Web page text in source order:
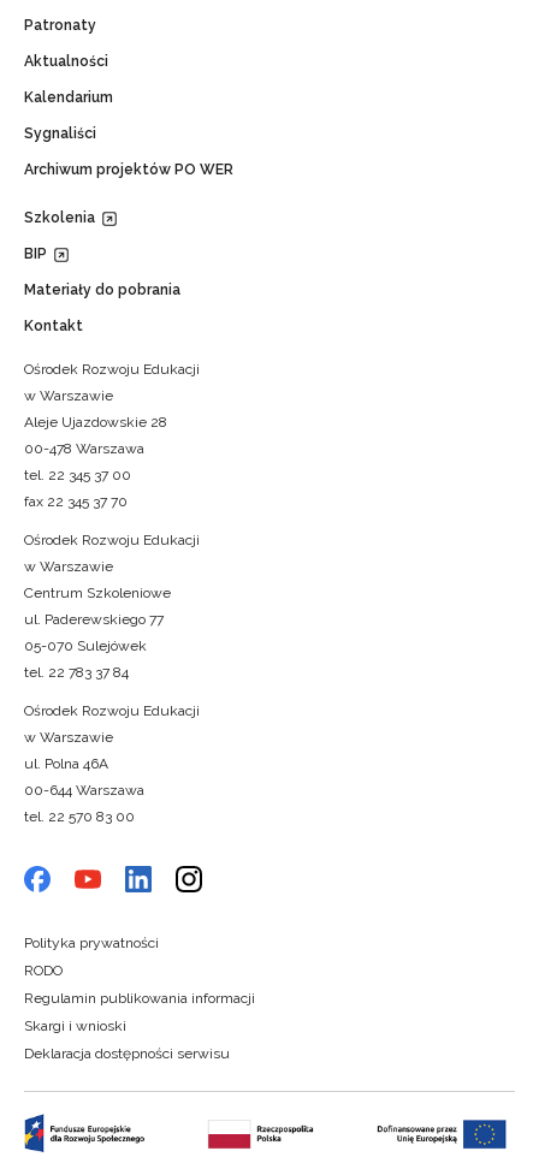
Patronaty
Aktualności
Kalendarium
Sygnaliści
Archiwum projektów PO WER
Szkolenia
BIP
Materiały do pobrania
Kontakt
Ośrodek Rozwoju Edukacji
w Warszawie
Aleje Ujazdowskie 28
00-478 Warszawa
tel. 22 345 37 00
fax 22 345 37 70
Ośrodek Rozwoju Edukacji
w Warszawie
Centrum Szkoleniowe
ul. Paderewskiego 77
05-070 Sulejówek
tel. 22 783 37 84
Ośrodek Rozwoju Edukacji
w Warszawie
ul. Polna 46A
00-644 Warszawa
tel. 22 570 83 00
Polityka prywatności
RODO
Regulamin publikowania informacji
Skargi i wnioski
Deklaracja dostępności serwisu